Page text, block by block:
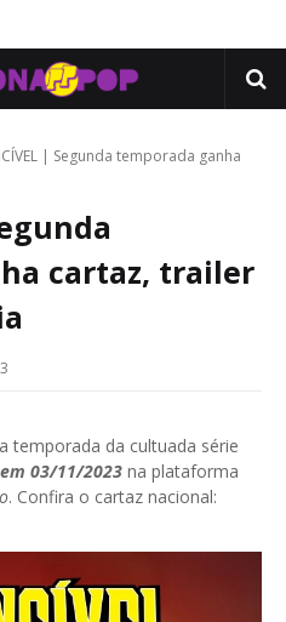
| Segunda temporada ganha
cartaz, trailer
temporada da cultuada série
03/11/2023 na plataforma
. Confira o cartaz nacional: